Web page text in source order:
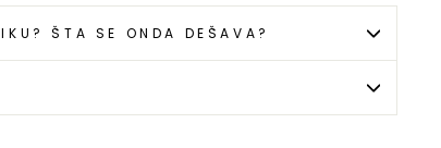
ŠTA SE ONDA DEŠAVA?